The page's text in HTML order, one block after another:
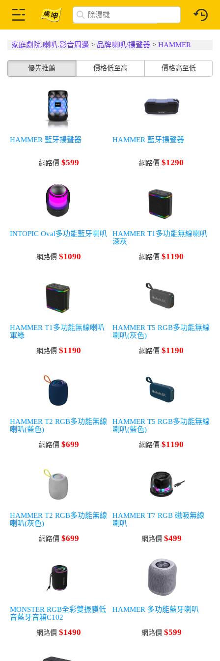
家庭劇院.喇叭.影音周邊 > 品牌喇叭/揚聲器 >HAMMER
優先推薦 價格低至高 價格高至低
HAMMER 藍牙揚聲器
網路價 $599
HAMMER 藍牙揚聲器
網路價 $1290
INTOPIC Oval多功能藍牙喇叭
網路價 $1090
HAMMER T1多功能無線喇叭
深灰
網路價 $1190
HAMMER T1多功能無線喇叭
軍綠
網路價 $1190
HAMMER T5 RGB多功能無線
喇叭(灰色)
網路價 $1190
HAMMER T2 RGB多功能無線
喇叭(藍色)
網路價 $699
HAMMER T5 RGB多功能無線
喇叭(藍色)
網路價 $1190
HAMMER T2 RGB多功能無線
喇叭(灰色)
網路價 $699
HAMMER T7 RGB 磁吸無線
喇叭
網路價 $499
MONSTER RGB全彩雙振膜低
音藍牙音箱C102
網路價 $1490
HAMMER 多功能藍牙喇叭
網路價 $599